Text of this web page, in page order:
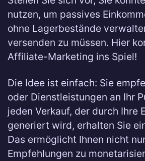
nutzen, um passives
ohne Lagerbestände
versenden zu müssen. Hier
Affiliate-Marketing ins Spiel!
Die Idee ist einfach: Sie
oder Dienstleistungen an Ihr
jeden Verkauf, der durch Ihre
generiert wird, erhalten Sie
Das ermöglicht Ihnen nicht
Empfehlungen zu